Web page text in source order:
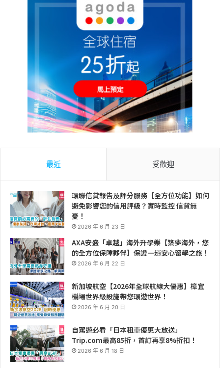
最近 受歡迎
環聯信貸報告及評分服務【全方位功能】如何
避免影響您的信用評級？實時監控 信貸無
憂！
2026 年 6 月 23 日
AXA安盛「卓越」海外升學樂【築夢海外，您
的全方位保障夥伴】保證一趟安心留學之旅！
2026 年 6 月 22 日
新加坡航空【2026年全球航線大優惠】樟宜
機場世界級設施帶您環遊世界！
2026 年 6 月 20 日
自駕遊必看「日本租車優惠大放送」
Trip.com最高85折，首訂再享8%折扣！
2026 年 6 月 18 日